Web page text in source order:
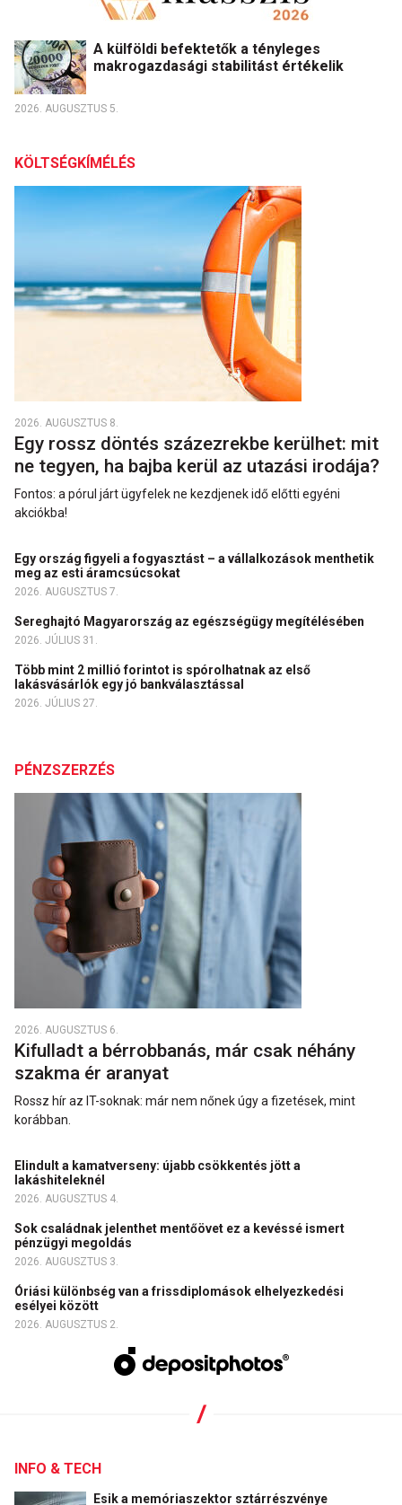
A külföldi befektetők a tényleges
makrogazdasági stabilitást értékelik
2026. AUGUSZTUS 5.
KÖLTSÉGKÍMÉLÉS
2026. AUGUSZTUS 8.
Egy rossz döntés százezrekbe kerülhet: mit
ne tegyen, ha bajba kerül az utazási irodája?
Fontos: a pórul járt ügyfelek ne kezdjenek idő előtti egyéni
akciókba!
Egy ország figyeli a fogyasztást – a vállalkozások menthetik
meg az esti áramcsúcsokat
2026. AUGUSZTUS 7.
Sereghajtó Magyarország az egészségügy megítélésében
2026. JÚLIUS 31.
Több mint 2 millió forintot is spórolhatnak az első
lakásvásárlók egy jó bankválasztással
2026. JÚLIUS 27.
PÉNZSZERZÉS
2026. AUGUSZTUS 6.
Kifulladt a bérrobbanás, már csak néhány
szakma ér aranyat
Rossz hír az IT-soknak: már nem nőnek úgy a fizetések, mint
korábban.
Elindult a kamatverseny: újabb csökkentés jött a
lakáshiteleknél
2026. AUGUSZTUS 4.
Sok családnak jelenthet mentőövet ez a kevéssé ismert
pénzügyi megoldás
2026. AUGUSZTUS 3.
Óriási különbség van a frissdiplomások elhelyezkedési
esélyei között
2026. AUGUSZTUS 2.
INFO & TECH
Esik a memóriaszektor sztárrészvénye